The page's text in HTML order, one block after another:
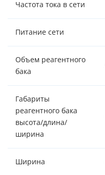
Частота тока в сети
Питание сети
Объем реагентного
бака
Габариты
реагентного бака
высота/длина/
ширина
Ширина